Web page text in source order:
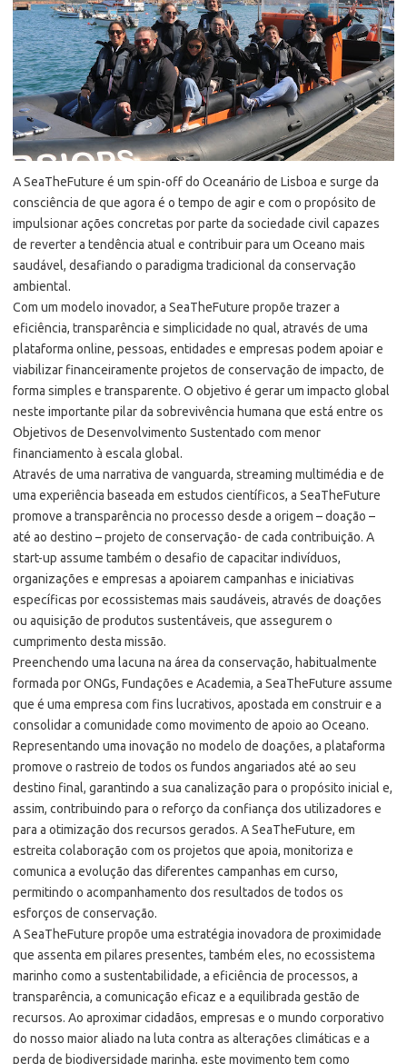
A SeaTheFuture é um spin-off do Oceanário de Lisboa e surge da
consciência de que agora é o tempo de agir e com o propósito de
impulsionar ações concretas por parte da sociedade civil capazes
de reverter a tendência atual e contribuir para um Oceano mais
saudável, desafiando o paradigma tradicional da conservação
ambiental.
Com um modelo inovador, a SeaTheFuture propõe trazer a
eficiência, transparência e simplicidade no qual, através de uma
plataforma online, pessoas, entidades e empresas podem apoiar e
viabilizar financeiramente projetos de conservação de impacto, de
forma simples e transparente. O objetivo é gerar um impacto global
neste importante pilar da sobrevivência humana que está entre os
Objetivos de Desenvolvimento Sustentado com menor
financiamento à escala global.
Através de uma narrativa de vanguarda, streaming multimédia e de
uma experiência baseada em estudos científicos, a SeaTheFuture
promove a transparência no processo desde a origem – doação –
até ao destino – projeto de conservação- de cada contribuição. A
start-up assume também o desafio de capacitar indivíduos,
organizações e empresas a apoiarem campanhas e iniciativas
específicas por ecossistemas mais saudáveis, através de doações
ou aquisição de produtos sustentáveis, que assegurem o
cumprimento desta missão.
Preenchendo uma lacuna na área da conservação, habitualmente
formada por ONGs, Fundações e Academia, a SeaTheFuture assume
que é uma empresa com fins lucrativos, apostada em construir e a
consolidar a comunidade como movimento de apoio ao Oceano.
Representando uma inovação no modelo de doações, a plataforma
promove o rastreio de todos os fundos angariados até ao seu
destino final, garantindo a sua canalização para o propósito inicial e,
assim, contribuindo para o reforço da confiança dos utilizadores e
para a otimização dos recursos gerados. A SeaTheFuture, em
estreita colaboração com os projetos que apoia, monitoriza e
comunica a evolução das diferentes campanhas em curso,
permitindo o acompanhamento dos resultados de todos os
esforços de conservação.
A SeaTheFuture propõe uma estratégia inovadora de proximidade
que assenta em pilares presentes, também eles, no ecossistema
marinho como a sustentabilidade, a eficiência de processos, a
transparência, a comunicação eficaz e a equilibrada gestão de
recursos. Ao aproximar cidadãos, empresas e o mundo corporativo
do nosso maior aliado na luta contra as alterações climáticas e a
perda de biodiversidade marinha, este movimento tem como